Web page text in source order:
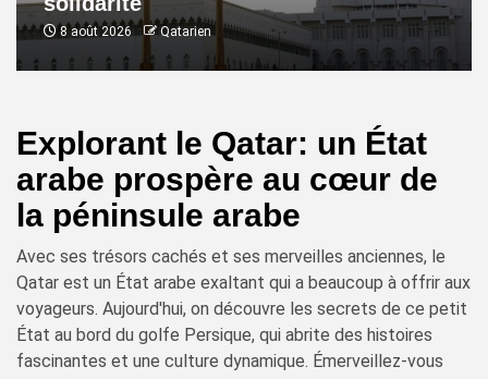
8 août 2026 Qatarien
Explorant le Qatar: un État
arabe prospère au cœur de
la péninsule arabe
Avec ses trésors cachés et ses merveilles anciennes, le
Qatar est un État arabe exaltant qui a beaucoup à offrir aux
voyageurs. Aujourd'hui, on découvre les secrets de ce petit
État au bord du golfe Persique, qui abrite des histoires
fascinantes et une culture dynamique. Émerveillez-vous